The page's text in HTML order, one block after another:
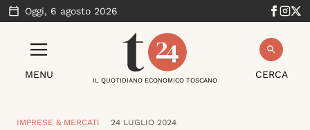
Oggi, 6 agosto 2026
MENU CERCA
IL QUOTIDIANO ECONOMICO TOSCANO
IMPRESE & MERCATI 24 LUGLIO 2024